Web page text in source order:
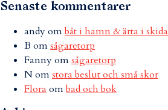
Senaste kommentarer
andyombåt i hamn & ärta i skida
B omsågaretorp
Fannyomsågaretorp
Nomstora beslut och små skor
Flora ombad och bok